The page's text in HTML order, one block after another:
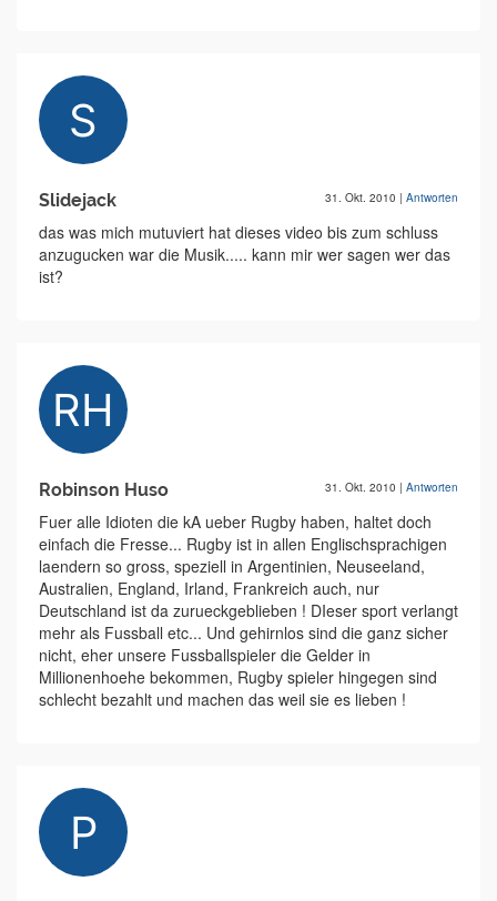
Slidejack 31. Okt. 2010 | Antworten
das was mich mutuviert hat dieses video bis zum schluss
anzugucken war die Musik..... kann mir wer sagen wer das
ist?
Robinson Huso 31. Okt. 2010 | Antworten
Fuer alle Idioten die kA ueber Rugby haben, haltet doch
einfach die Fresse... Rugby ist in allen Englischsprachigen
laendern so gross, speziell in Argentinien, Neuseeland,
Australien, England, Irland, Frankreich auch, nur
Deutschland ist da zurueckgeblieben ! DIeser sport verlangt
mehr als Fussball etc... Und gehirnlos sind die ganz sicher
nicht, eher unsere Fussballspieler die Gelder in
Millionenhoehe bekommen, Rugby spieler hingegen sind
schlecht bezahlt und machen das weil sie es lieben !